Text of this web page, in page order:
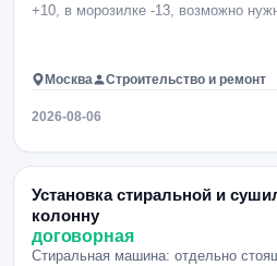
+10, в морозилке -13, возможно
Москва Строительство и ремонт
2026-08-06
Установка стиральной и
колонну
договорная
Стиральная машина: отдельно